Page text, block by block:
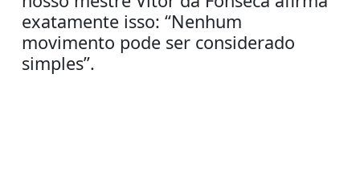
exatamente isso: “Nenhum
movimento pode ser considerado
simples”.